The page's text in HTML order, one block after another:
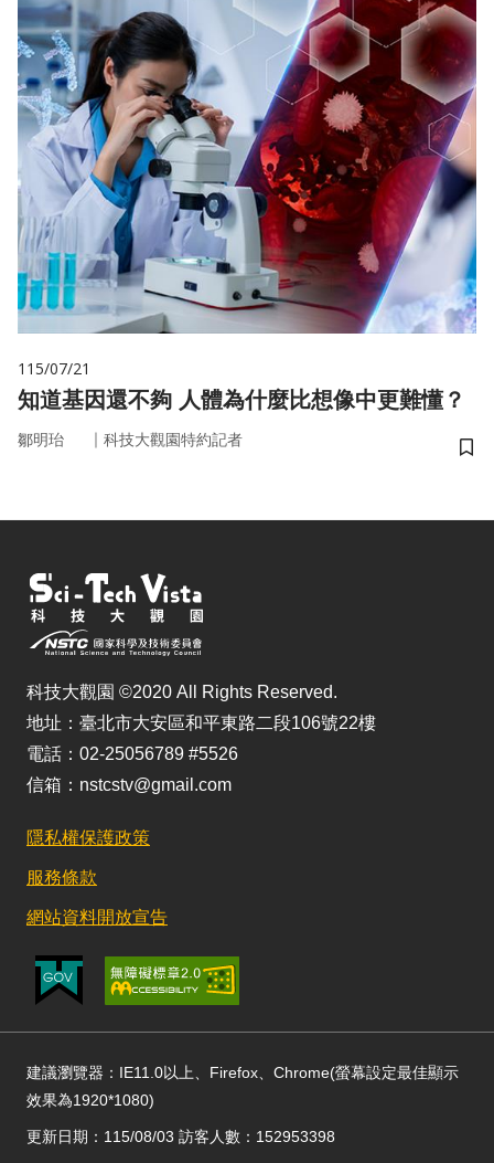
115/07/21
知道基因還不夠 人體為什麼比想像中更難懂？
鄒明珆 ｜ 科技大觀園特約記者
儲
科技大觀園 ©2020 All Rights Reserved.
地址：臺北市大安區和平東路二段106號22樓
電話：02-25056789 #5526
信箱：nstcstv@gmail.com
隱私權保護政策
服務條款
網站資料開放宣告
建議瀏覽器：IE11.0以上、Firefox、Chrome(螢幕設定最佳顯示
效果為1920*1080)
更新日期：115/08/03 訪客人數：152953398